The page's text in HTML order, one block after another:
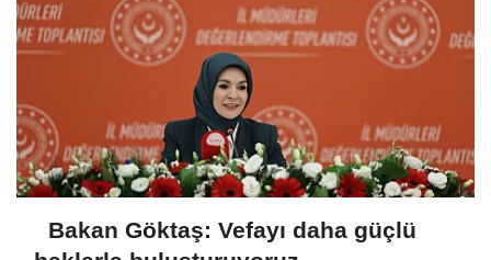
Bakan Göktaş: Vefayı daha güçlü